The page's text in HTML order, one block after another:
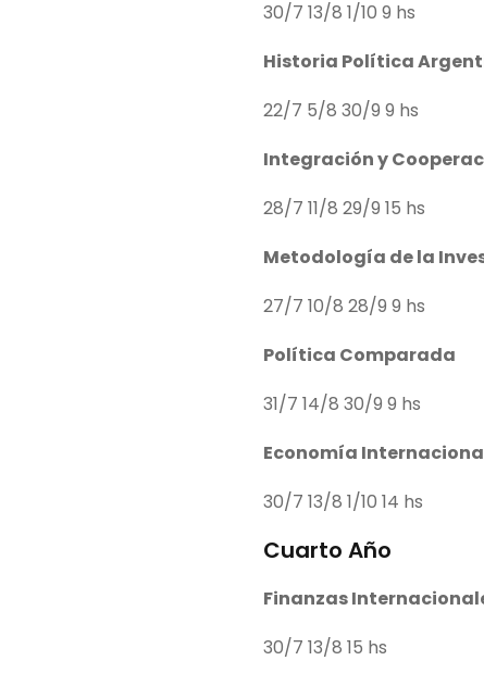
30/7 13/8 1/10 9 hs
Historia Política
22/7 5/8 30/9 9 hs
Integración y
28/7 11/8 29/9 15 hs
Metodología de la
27/7 10/8 28/9 9 hs
Política Comparada
31/7 14/8 30/9 9 hs
Economía
30/7 13/8 1/10 14 hs
Cuarto Año
Finanzas
30/7 13/8 15 hs